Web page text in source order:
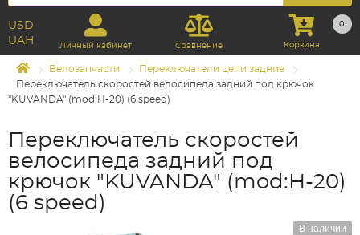
USD
UAH
Личный кабинет Сравнение
0
Корзина
Велозапчасти
Переключатели цепи задние
Переключатель скоростей велосипеда задний под крючок
"KUVANDA" (mod:H-20) (6 speed)
Переключатель скоростей
велосипеда задний под
крючок "KUVANDA" (mod:H-20)
(6 speed)
В наличии